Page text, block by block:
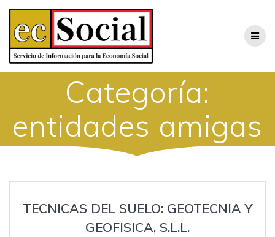
Saltar
al
Categoría:
entidades amigas
TECNICAS DEL SUELO: GEOTECNIA Y
GEOFISICA, S.L.L.